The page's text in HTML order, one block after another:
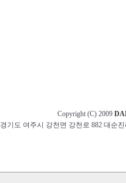
Copyright (C) 2009
경기도 여주시 강천면 강천로 882 대순진